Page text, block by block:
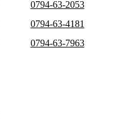
0794-63-2053
0794-63-4181
0794-63-7963